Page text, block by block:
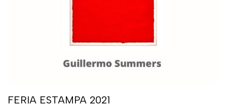
FERIA ESTAMPA 2021